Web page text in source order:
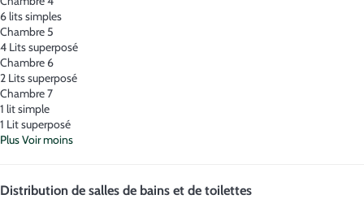
6 lits simples
Chambre 5
4 Lits superposé
Chambre 6
2 Lits superposé
Chambre 7
1 lit simple
1 Lit superposé
PlusVoir moins
Distribution de salles de bains et de toilettes